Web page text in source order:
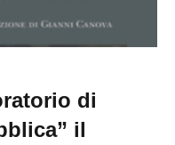
di
il